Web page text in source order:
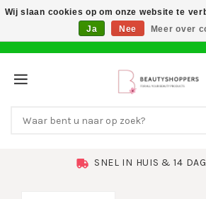
SNEL IN HUIS & 14 DAGEN
Wij slaan cookies op om onze website te
Ja
Nee Meer over